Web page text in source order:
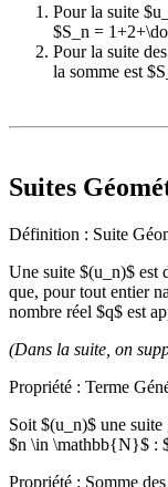
Pour la suite
$S_n =
Pour la suite
la somme est
Suites
Définition : Suite
Une suite $(u_n)$ est
que, pour tout entier
nombre réel $q$ est
(Dans la suite, on
Propriété : Terme
Soit $(u_n)$ une
$n \in \mathbb{N}$ :
Propriété : Somme